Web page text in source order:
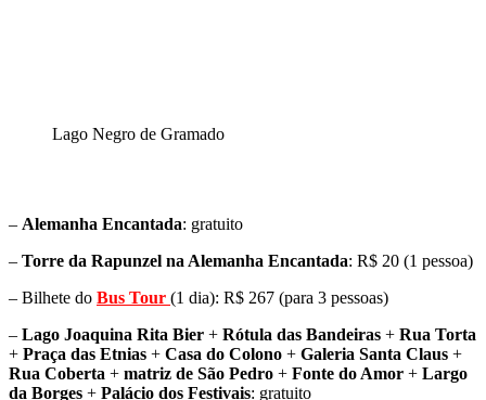
Lago Negro de Gramado
– Alemanha Encantada: gratuito
– Torre da Rapunzel na Alemanha Encantada: R$ 20 (1 pessoa)
– Bilhete do Bus Tour (1 dia): R$ 267 (para 3 pessoas)
– Lago Joaquina Rita Bier + Rótula das Bandeiras + Rua Torta
+ Praça das Etnias + Casa do Colono + Galeria Santa Claus +
Rua Coberta + matriz de São Pedro + Fonte do Amor + Largo
da Borges + Palácio dos Festivais: gratuito